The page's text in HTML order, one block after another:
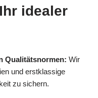
idealer
Qualitätsnormen: Wir
und erstklassige
zu sichern.